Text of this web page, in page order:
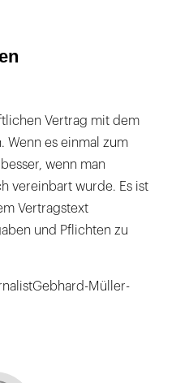
Vertrag mit dem
Wenn es einmal zum
wenn man
vereinbart wurde. Es ist
Vertragstext
und Pflichten zu
Müller-